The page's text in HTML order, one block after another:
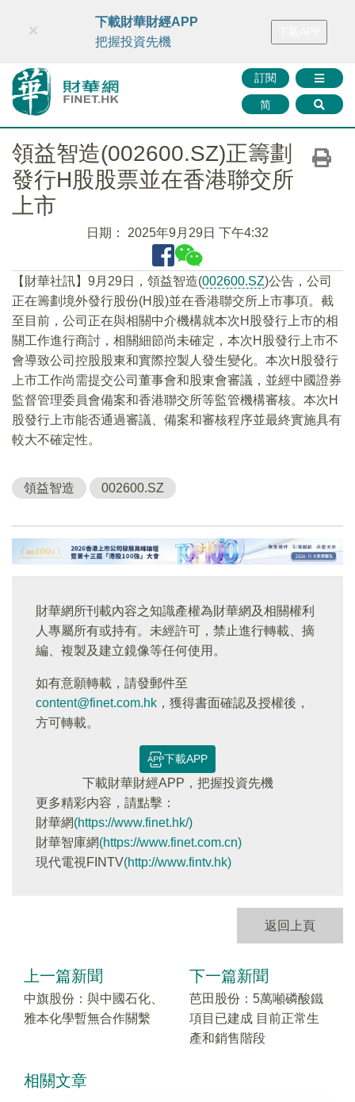
財華智庫網 FINTV FINMETA 財華證券 媒體矩陣
訂閱
简
×
下載財華財經APP
把握投資先機
領益智造(002600.SZ)正籌劃
發行H股股票並在香港聯交所
上市
日期： 2025年9月29日 下午4:32
【財華社訊】9月29日，領益智造(002600.SZ)公告，公司
正在籌劃境外發行股份(H股)並在香港聯交所上市事項。截
至目前，公司正在與相關中介機構就本次H股發行上市的相
關工作進行商討，相關細節尚未確定，本次H股發行上市不
會導致公司控股股東和實際控製人發生變化。本次H股發行
上市工作尚需提交公司董事會和股東會審議，並經中國證券
監督管理委員會備案和香港聯交所等監管機構審核。本次H
股發行上市能否通過審議、備案和審核程序並最終實施具有
較大不確定性。
領益智造 002600.SZ
財華網所刊載內容之知識產權為財華網及相關權利
人專屬所有或持有。未經許可，禁止進行轉載、摘
編、複製及建立鏡像等任何使用。
如有意願轉載，請發郵件至
content@finet.com.hk ，獲得書面確認及授權後，
方可轉載。
下載APP
下載財華財經APP，把握投資先機
更多精彩内容，請點擊：
財華網(https://www.finet.hk/)
財華智庫網(https://www.finet.com.cn)
現代電視FINTV(http://www.fintv.hk)
返回上頁
上一篇新聞
中旗股份：與中國石化、
雅本化學暫無合作關繫
下一篇新聞
芭田股份：5萬噸磷酸鐵
項目已建成 目前正常生
產和銷售階段
相關文章